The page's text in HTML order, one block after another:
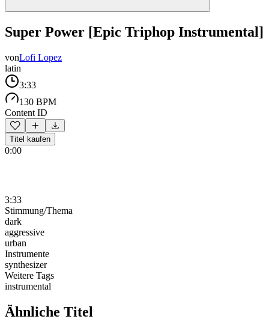
Super Power [Epic Triphop Instrumental]
vonLofi Lopez
latin
3:33
130 BPM
Content ID
Titel kaufen
0:00
3:33
Stimmung/Thema
dark
aggressive
urban
Instrumente
synthesizer
Weitere Tags
instrumental
Ähnliche Titel